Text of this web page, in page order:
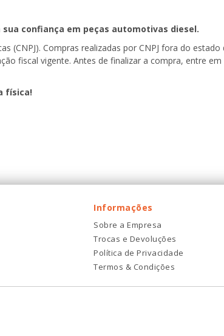
confiança em peças automotivas diesel.
(CNPJ). Compras realizadas por CNPJ fora do
fiscal vigente. Antes de finalizar a compra, entre
física!
Informações
Sobre a Empresa
Trocas e Devoluções
Política de Privacidade
Termos & Condições